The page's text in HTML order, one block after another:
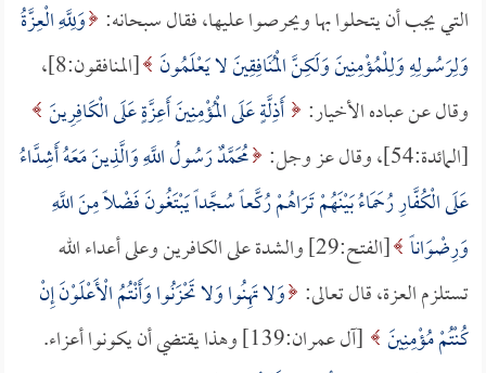
التي يجب أن يتحلوا بها ويحرصوا عليها، فقال سبحانه: وَلِلَّهِ الْعِزَّةُ
وَلِرَسُولِهِ وَلِلْمُؤْمِنِينَ وَلَكِنَّ الْمُنَافِقِينَ لا يَعْلَمُونَ
[المنافقون:8]،
وقال عن عباده الأخيار:
أَذِلَّةٍ عَلَى الْمُؤْمِنِينَ أَعِزَّةٍ عَلَى الْكَافِرِينَ
[المائدة:54]، وقال عز وجل:
مُحَمَّدٌ رَسُولُ اللَّهِ وَالَّذِينَ مَعَهُ أَشِدَّاءُ
عَلَى الْكُفَّارِ رُحَمَاءُ بَيْنَهُمْ تَرَاهُمْ رُكَّعاً سُجَّداً يَبْتَغُونَ فَضْلاً مِنَ اللَّهِ
وَرِضْوَاناً
[الفتح:29] والشدة على الكافرين وعلى أعداء الله
تستلزم العزة، قال تعالى: وَلا تَهِنُوا وَلا تَحْزَنُوا وَأَنْتُمُ الْأَعْلَوْنَ إِنْ
كُنْتُمْ مُؤْمِنِينَ [آل عمران:139] وهذا يقتضي أن يكونوا أعزاء.